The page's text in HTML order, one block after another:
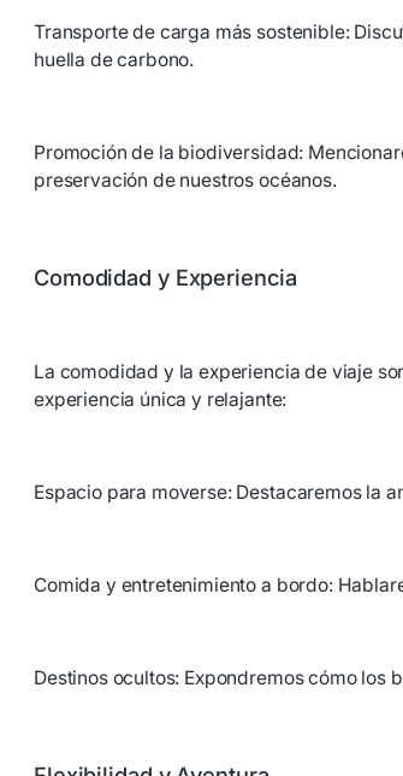
Transporte de carga más sostenible:
huella de carbono.
Promoción de la biodiversidad:
preservación de nuestros océanos.
Comodidad y Experiencia
La comodidad y la experiencia de viaje
experiencia única y relajante:
Espacio para moverse: Destacaremos la
Comida y entretenimiento a bordo:
Destinos ocultos: Expondremos cómo los